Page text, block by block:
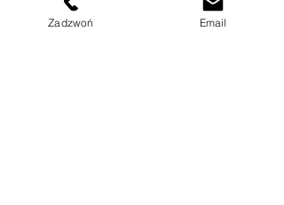
Zadzwoń Email